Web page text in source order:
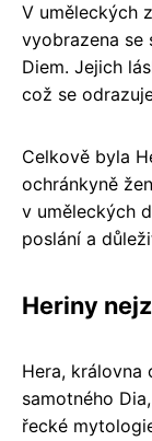
V uměleckých
vyobrazena se
Diem. Jejich
což se
Celkově byla
ochránkyně
v uměleckých
poslání a
Heriny
Hera, královna
samotného
řecké